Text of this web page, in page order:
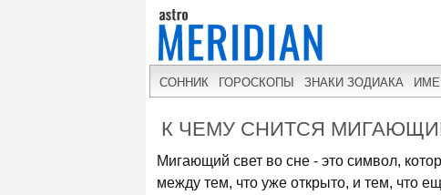
СОННИК ГОРОСКОПЫ ЗНАКИ ЗОДИАКА
К ЧЕМУ СНИТСЯ
Мигающий свет во сне - это символ,
между тем, что уже открыто, и тем, что